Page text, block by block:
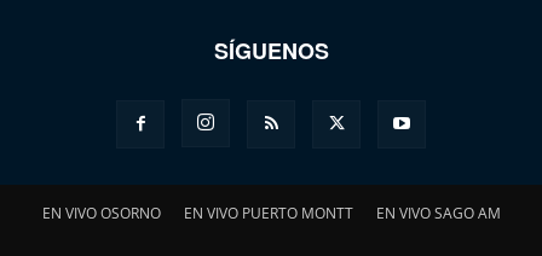
SÍGUENOS
EN VIVO OSORNO EN VIVO PUERTO MONTT EN VIVO SAGO AM